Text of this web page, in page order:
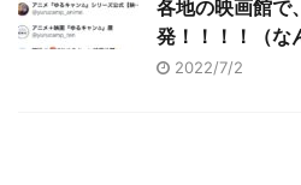
各地の映画館で
発！！！！（な
2022/7/2